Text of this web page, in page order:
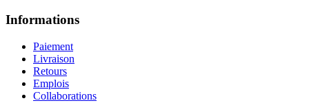
Informations
Paiement
Livraison
Retours
Emplois
Collaborations